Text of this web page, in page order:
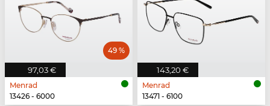
97,03 €
49 %
Menrad
13426 - 6000
143,20 €
Menrad
13471 - 6100